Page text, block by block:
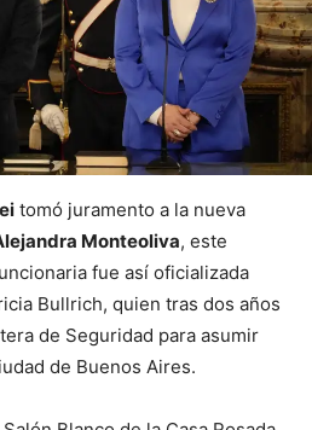
tomó juramento a la nueva
Monteoliva, este
fue así oficializada
Bullrich, quien tras dos años
de Seguridad para asumir
de Buenos Aires.